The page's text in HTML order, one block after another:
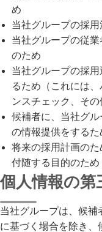
め
当社グループの採
当社グループの従
のため
当社グループの採
るため（これには
ンスチェック、その
候補者に、当社グ
の情報提供をするた
将来の採用計画の
付随する目的のため
個人情報の第
当社グループは、候
に基づく場合を除き